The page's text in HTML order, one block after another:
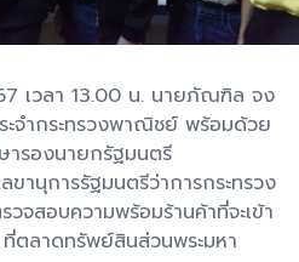
เวลา 13.00 น. นายภัณฑิล จง
ะจำกระทรวงพาณิชย์ พร้อมด้วย
ารองนายกรัฐมนตรี
านุการรัฐมนตรีว่าการกระทรวง
สอบความพร้อมร้านค้าที่จะเข้า
ตลาดทรัพย์สินส่วนพระมหา